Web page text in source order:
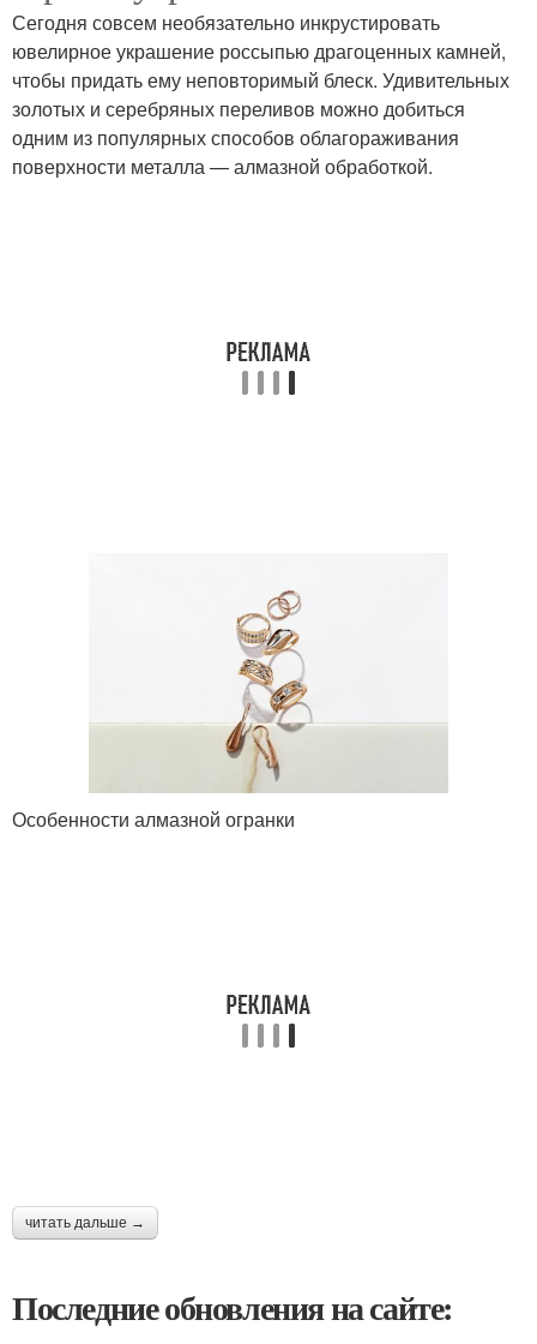
Сегодня совсем необязательно инкрустировать
ювелирное украшение россыпью драгоценных камней,
чтобы придать ему неповторимый блеск. Удивительных
золотых и серебряных переливов можно добиться
одним из популярных способов облагораживания
поверхности металла — алмазной обработкой.
Особенности алмазной огранки
читать дальше →
Последние обновления на сайте: